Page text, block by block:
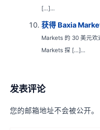
[…]...
获得 Baxia
Markets 的 30 美元
Markets 探 […]...
发表评论
您的邮箱地址不会被公开。